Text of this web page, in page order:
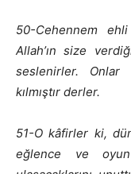
50-Cehennem
Allah’ın size
seslenirler. Onlar
kılmıştır derler.
51-O kâfirler ki,
eğlence ve